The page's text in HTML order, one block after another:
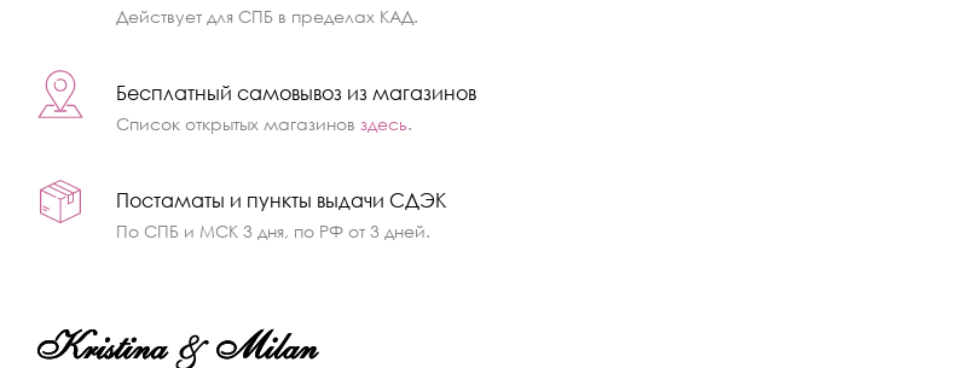
Действует для СПБ в пределах КАД.
Бесплатный самовывоз из магазинов
Список открытых магазиновздесь.
Постаматы и пункты выдачи СДЭК
По СПБ и МСК 3 дня, по РФ от 3 дней.